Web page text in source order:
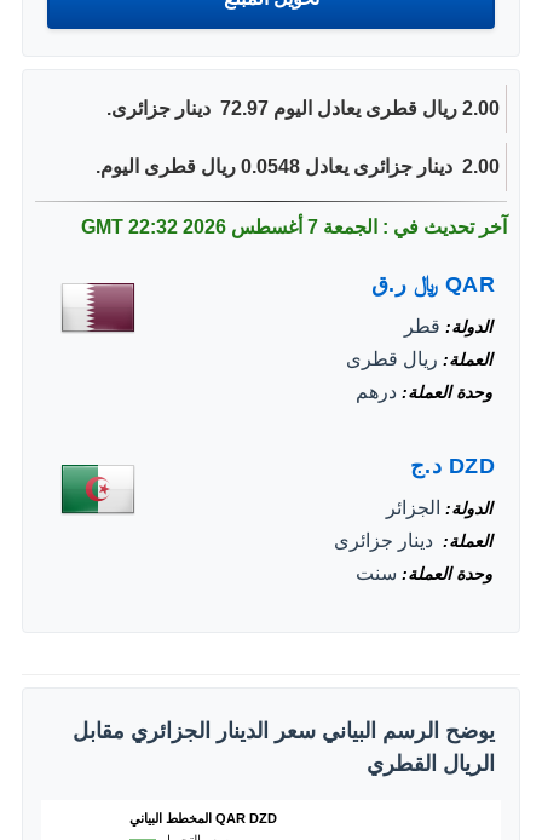
2.00 ريال قطرى يعادل اليوم 72.97 ‏ دينار جزائرى.
2.00 ‏ دينار جزائرى يعادل 0.0548 ريال قطرى اليوم.
آخر تحديث في : الجمعة 7 أغسطس 2026 22:32 GMT
QAR ﷼ ر.ق
الدولة قطر
العملة ريال قطرى
وحدة العملة درهم
DZD د.ج
الدولة الجزائر
العملة ‏ دينار جزائرى
وحدة العملة سنت
يوضح الرسم البياني سعر الدينار الجزائري مقابل
الريال القطري
المخطط البياني QAR DZD